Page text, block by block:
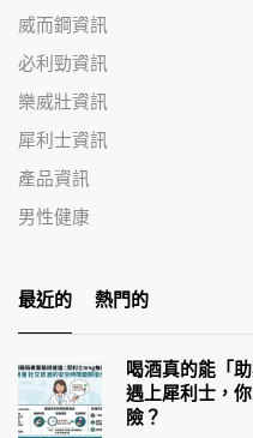
威而鋼資訊
必利勁資訊
樂威壯資訊
犀利士資訊
產品資訊
男性健康
最近的 熱門的
喝酒真的能「
遇上犀利士，
險？